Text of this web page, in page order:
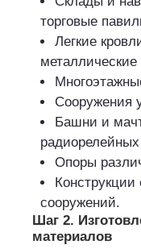
торговые
Легкие
Сооружения
Башни и
Опоры
Конструкции
сооружений.
Шаг 2.
материалов